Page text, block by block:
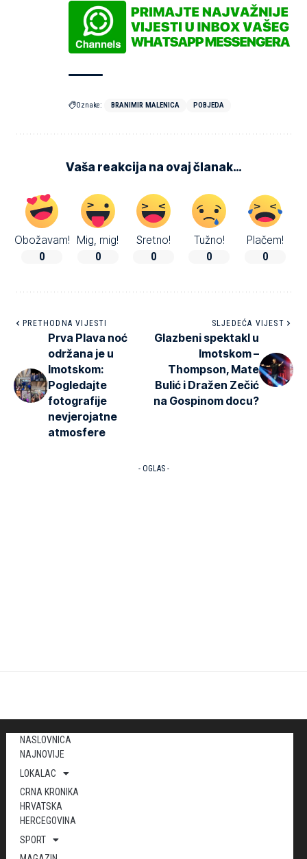
Oznake: BRANIMIR MALENICA POBJEDA
Vaša reakcija na ovaj članak…
Obožavam!
0
Mig, mig!
0
Sretno!
0
Tužno!
0
Plačem!
0
PRETHODNA VIJESTI
Prva Plava noć
održana je u
Imotskom:
Pogledajte
fotografije
nevjerojatne
atmosfere
SLJEDEĆA VIJEST
Glazbeni spektakl u
Imotskom –
Thompson, Mate
Bulić i Dražen Zečić
na Gospinom docu?
- OGLAS -
NASLOVNICA
NAJNOVIJE
LOKALAC
CRNA KRONIKA
HRVATSKA
HERCEGOVINA
SPORT